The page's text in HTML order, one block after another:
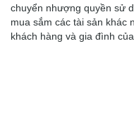
chuyển nhượng quyền sử
mua sắm các tài sản khác
khách hàng và gia đình